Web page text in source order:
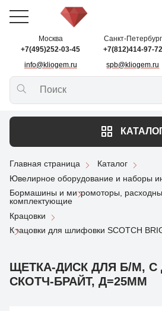
Москва
+7(495)252-03-45
info@kliogem.ru
Санкт-Петербург
+7(812)414-97-72
spb@kliogem.ru
Главная страница
Каталог
Ювелирное оборудование и наборы
Бормашины и микромоторы,
комплектующие
Крацовки
Крацовки для шлифовки SCOTCH
ЩЕТКА-ДИСК ДЛЯ Б/М, С
СКОТЧ-БРАЙТ, Д=25ММ